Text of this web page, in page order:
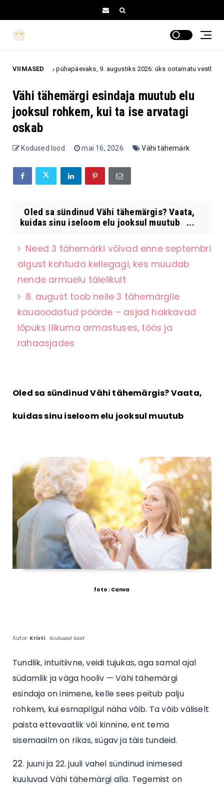
VIIMASED
pühapäevaks, 9. augustiks 2026: üks ootamatu vestlus või sõnum võib
Vähi tähemärgi esindaja muutub elu
jooksul rohkem, kui ta ise arvatagi
oskab
Kodused lood mai 16, 2026 Vähi tähemärk
Oled sa sündinud Vähi tähemärgis? Vaata,
kuidas sinu iseloom elu jooksul muutub ...
Need 3 tähemärki võivad enne septembri
algust kohtuda kellegagi, kes muudab
nende armuelu täielikult
8. august toob neile 3 tähemärgile
kauaoodatud pöörde – asjad hakkavad
lõpuks liikuma armastuses, töös ja
rahaasjades
Oled sa sündinud Vähi tähemärgis? Vaata,
kuidas sinu iseloom elu jooksul muutub
foto : Canva
Autor: Kristi · Kodused lood
Tundlik, intuitiivne, veidi tujukas, aga samal ajal
südamlik ja väga hooliv — Vähi tähemärgi
esindaja on inimene, kelle sees peitub palju
rohkem, kui esmapilgul näha võib. Ta võib väliselt
paista ettevaatlik või kinnine, ent tema
sisemaailm on rikas, sügav ja täis tundeid.
juuni ja 22. juuli vahel sündinud inimesed
kuuluvad Vähi tähemärgi alla. Tegemist on